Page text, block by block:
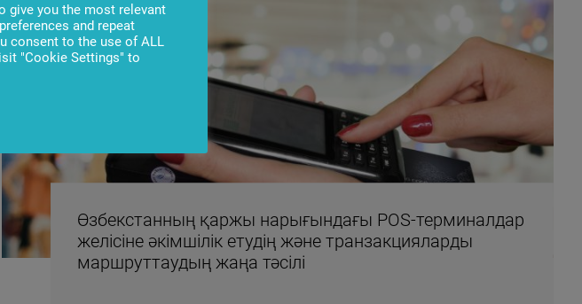
Өзбекстанның қаржы нарығындағы POS-терминалдар
желісіне әкімшілік етудің және транзакцияларды
маршруттаудың жаңа тәсілі
give you the most relevant
and repeat
consent to the use of ALL
"Cookie Settings" to